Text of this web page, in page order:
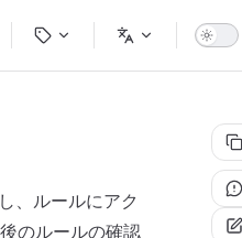
、ルールにアク
のルールの確認